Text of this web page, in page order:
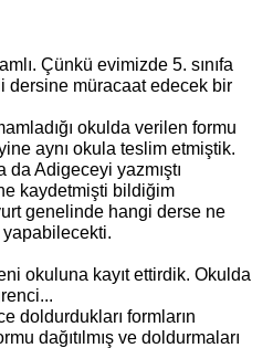
Çünkü evimizde 5. sınıfa
dersine müracaat edecek bir
okulda verilen formu
aynı okula teslim etmiştik.
da Adigeceyi yazmıştı
kaydetmişti bildiğim
genelinde hangi derse ne
yapabilecekti.
okuluna kayıt ettirdik. Okulda
doldurdukları formların
dağıtılmış ve doldurmaları